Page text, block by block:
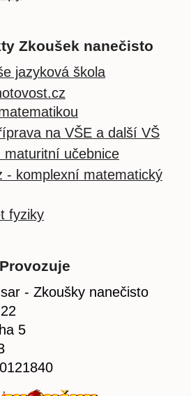
Zkoušek nanečisto
jazyková škola
na VŠE a další VŠ
maturitní učebnice
- komplexní matematický
fyziky
Provozuje
- Zkoušky nanečisto
5